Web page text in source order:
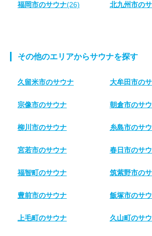
福岡市のサウナ(26) 北九州市の
その他のエリアからサウナを探す
久留米市のサウナ 大牟田市の
宗像市のサウナ 朝倉市のサ
柳川市のサウナ 糸島市のサ
宮若市のサウナ 春日市のサ
福智町のサウナ 筑紫野市の
豊前市のサウナ 飯塚市のサ
上毛町のサウナ 久山町のサ